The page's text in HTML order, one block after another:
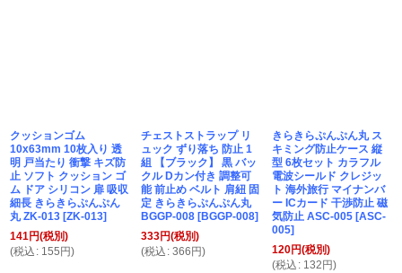
クッションゴム
10x63mm 10枚入り 透
明 戸当たり 衝撃 キズ防
止 ソフト クッション ゴ
ム ドア シリコン 扉 吸収
細長 きらきらぷんぷん
丸 ZK-013 [ZK-013]
141円(税別)
(税込 : 155 円)
チェストストラップ リ
ュック ずり落ち 防止 1
組 【ブラック】 黒 バッ
クル Dカン付き 調整可
能 前止め ベルト 肩紐 固
定 きらきらぷんぷん丸
BGGP-008 [BGGP-008]
333円(税別)
(税込 : 366 円)
きらきらぷんぷん丸 ス
キミング防止ケース 縦
型 6枚セット カラフル
電波シールド クレジッ
ト 海外旅行 マイナンバ
ー ICカード 干渉防止 磁
気防止 ASC-005 [ASC-
005]
120円(税別)
(税込 : 132 円)